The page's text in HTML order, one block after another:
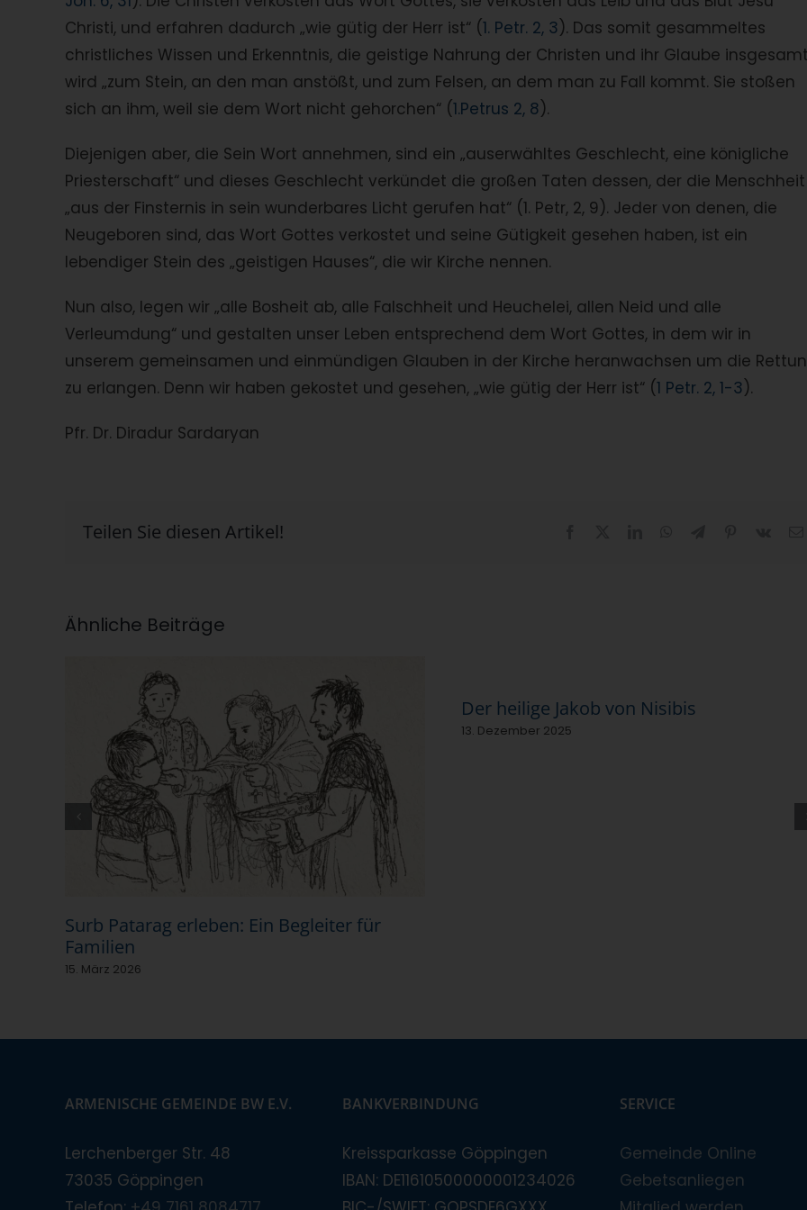
Christi, und erfahren dadurch „wie gütig der Herr ist“ (1. Petr. 2, 3). Das somit gesammeltes
christliches Wissen und Erkenntnis, die geistige Nahrung der Christen und ihr Glaube
wird „zum Stein, an den man anstößt, und zum Felsen, an dem man zu Fall kommt. Sie stoßen
sich an ihm, weil sie dem Wort nicht gehorchen“ (1.Petrus 2, 8).
Diejenigen aber, die Sein Wort annehmen, sind ein „auserwähltes Geschlecht, eine königliche
Priesterschaft“ und dieses Geschlecht verkündet die großen Taten dessen, der die Menschheit
„aus der Finsternis in sein wunderbares Licht gerufen hat“ (1. Petr, 2, 9). Jeder von denen, die
Neugeboren sind, das Wort Gottes verkostet und seine Gütigkeit gesehen haben, ist ein
lebendiger Stein des „geistigen Hauses“, die wir Kirche nennen.
Nun also, legen wir „alle Bosheit ab, alle Falschheit und Heuchelei, allen Neid und alle
Verleumdung“ und gestalten unser Leben entsprechend dem Wort Gottes, in dem wir in
unserem gemeinsamen und einmündigen Glauben in der Kirche heranwachsen um die
zu erlangen. Denn wir haben gekostet und gesehen, „wie gütig der Herr ist“ (1 Petr. 2, 1-3).
Pfr. Dr. Diradur Sardaryan
Teilen Sie diesen Artikel!
Ähnliche Beiträge
Surb Patarag erleben: Ein Begleiter für
Familien
15. März 2026
Der heilige Jakob von Nisibis
13. Dezember 2025
ARMENISCHE GEMEINDE BW E.V.
Lerchenberger Str. 48
73035 Göppingen
BANKVERBINDUNG
Kreissparkasse Göppingen
IBAN: DE11610500000001234026
SERVICE
Gemeinde Online
Gebetsanliegen